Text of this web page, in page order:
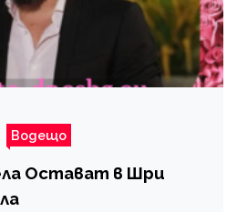
Водещо
Остават в Шри